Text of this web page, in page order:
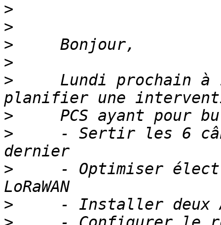
>
>
>
>
>
Lundi prochain à
>
>
- Sertir les 6
>
- Optimiser
>